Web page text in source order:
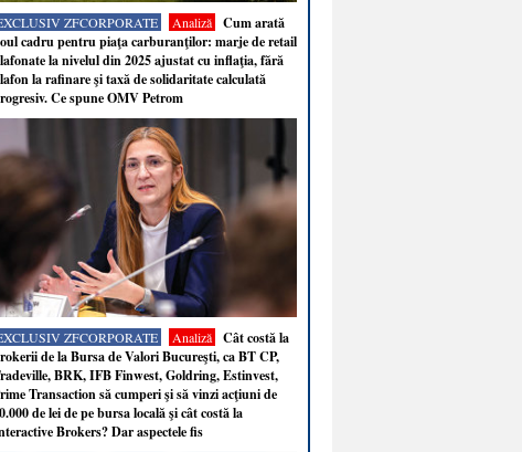
ZFCORPORATE Analiză
Cum arată
cadru pentru piaţa carburanţilor: marje de retail
la nivelul din 2025 ajustat cu inflaţia, fără
la rafinare şi taxă de solidaritate calculată
Ce spune OMV Petrom
ZFCORPORATE Analiză
Cât costă la
de la Bursa de Valori Bucureşti, ca BT CP,
BRK, IFB Finwest, Goldring, Estinvest,
Transaction să cumperi şi să vinzi acţiuni de
de lei de pe bursa locală şi cât costă la
Brokers? Dar aspectele fis